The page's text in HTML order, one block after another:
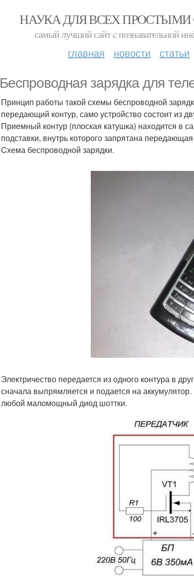
НАУКА ДЛЯ ВСЕХ
самый лучший сайт c познавательной
главная новости статьи
Беспроводная зарядка для
Принцип работы такой схемы беспроводной
передающий контур, само устройство состоит из
Приемный контур (плоская катушка) находится в
подставки, внутрь которого запрятана
Cхема беспроводной зарядки.
Электричество передается из одного контура в
сначала выпрямляется и подается на
любой маломощный диод шоттки.